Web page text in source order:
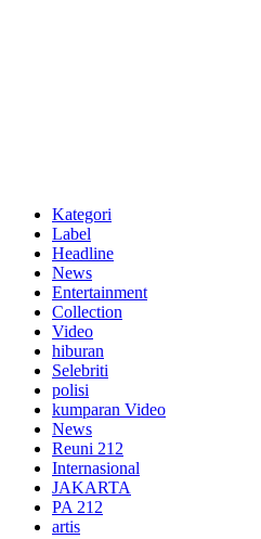
Kategori
Label
Headline
News
Entertainment
Collection
Video
hiburan
Selebriti
polisi
kumparan Video
News
Reuni 212
Internasional
JAKARTA
PA 212
artis